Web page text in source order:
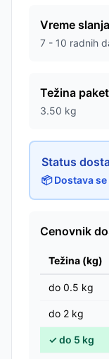
Vreme slanja
7 - 10 radnih
Težina
3.50 kg
Status
📦 Dostava
Cenovnik
Težina (kg)
do 0.5 kg
do 2 kg
✓do 5 kg